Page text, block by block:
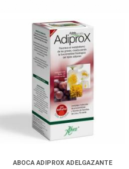
ABOCA ADIPROX ADELGAZANTE